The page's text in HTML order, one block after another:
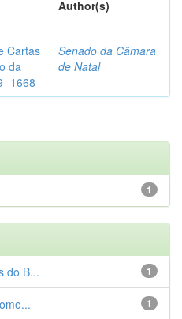
Author(s)
Cartas
da
1668
Senado da Câmara
de Natal
1
1
do B...
1